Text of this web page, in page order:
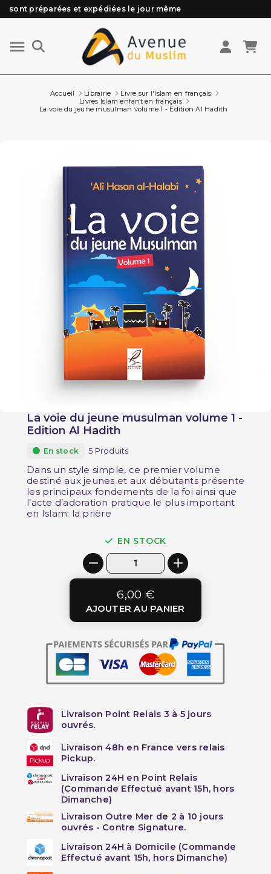
Besoin d'aide ? Retrouvez notre FAQ
Livraison offerte à partir de 89€ d'achat*
Les Commandes passées avant 15h (lun au Vend)
Accueil Librairie
Livre sur l'Islam en français
Livres Islam enfant en français
La voie du jeune musulman volume 1 - Edition Al Hadith
La voie du jeune musulman volume 1 -
Edition Al Hadith
En stock 5 Produits
Dans un style simple, ce premier volume
destiné aux jeunes et aux débutants présente
les principaux fondements de la foi ainsi que
l’acte d’adoration pratique le plus important
en Islam: la prière
EN STOCK
6,00 €
AJOUTER AU PANIER
Livraison Point Relais 3 à 5 jours
ouvrés.
Livraison 48h en France vers relais
Pickup.
Livraison 24H en Point Relais
(Commande Effectué avant 15h, hors
Dimanche)
Livraison Outre Mer de 2 à 10 jours
ouvrés - Contre Signature.
Livraison 24H à Domicile (Commande
Effectué avant 15h, hors Dimanche)